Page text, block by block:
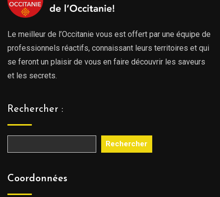
Le meilleur de l’Occitanie vous est offert par une équipe de
professionnels réactifs, connaissant leurs territoires et qui
se feront un plaisir de vous en faire découvrir les saveurs
et les secrets.
Rechercher :
Rechercher
Coordonnées